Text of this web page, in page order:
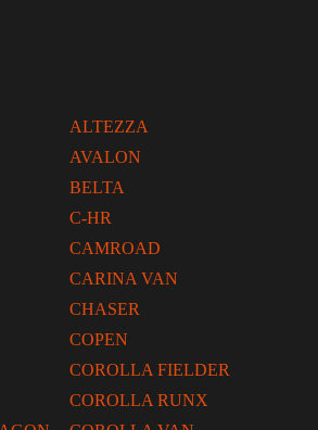
ALTEZZA
AVALON
BELTA
C-HR
CAMROAD
CARINA VAN
CHASER
COPEN
COROLLA FIELDER
COROLLA RUNX